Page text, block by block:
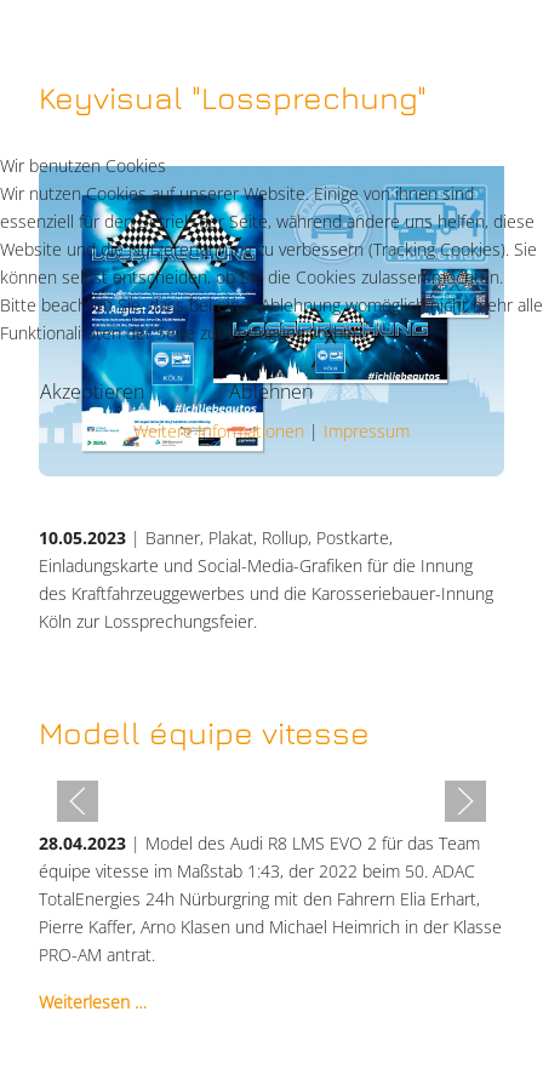
Keyvisual "Lossprechung"
10.05.2023 | Banner, Plakat, Rollup, Postkarte,
Einladungskarte und Social-Media-Grafiken für die Innung
des Kraftfahrzeuggewerbes und die Karosseriebauer-Innung
Köln zur Lossprechungsfeier.
Modell équipe vitesse
28.04.2023 | Model des Audi R8 LMS EVO 2 für das Team
équipe vitesse im Maßstab 1:43, der 2022 beim 50. ADAC
TotalEnergies 24h Nürburgring mit den Fahrern Elia Erhart,
Pierre Kaffer, Arno Klasen und Michael Heimrich in der Klasse
PRO-AM antrat.
Weiterlesen …
Wir benutzen Cookies
Wir nutzen Cookies auf unserer Website. Einige von ihnen sind
essenziell für den Betrieb der Seite, während andere uns helfen, diese
Website und die Nutzererfahrung zu verbessern (Tracking Cookies). Sie
können selbst entscheiden, ob Sie die Cookies zulassen möchten.
Bitte beachten Sie, dass bei einer Ablehnung womöglich nicht mehr alle
Funktionalitäten der Seite zur Verfügung stehen.
Akzeptieren Ablehnen
Weitere Informationen | Impressum